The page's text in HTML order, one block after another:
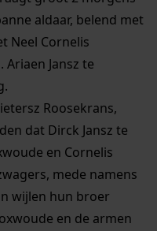
aldaar, belend met
Neel Cornelis
Jansz te
Roosekrans,
dat Dirck Jansz te
en Cornelis
mede namens
wijlen hun broer
en de armen